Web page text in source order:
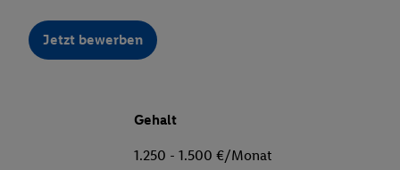
Jetzt bewerben
Gehalt
1.250 - 1.500 €/Monat